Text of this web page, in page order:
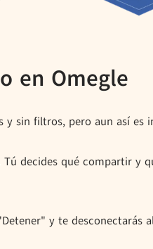
en Omegle
y sin filtros, pero aun así
decides qué compartir y
y te desconectarás